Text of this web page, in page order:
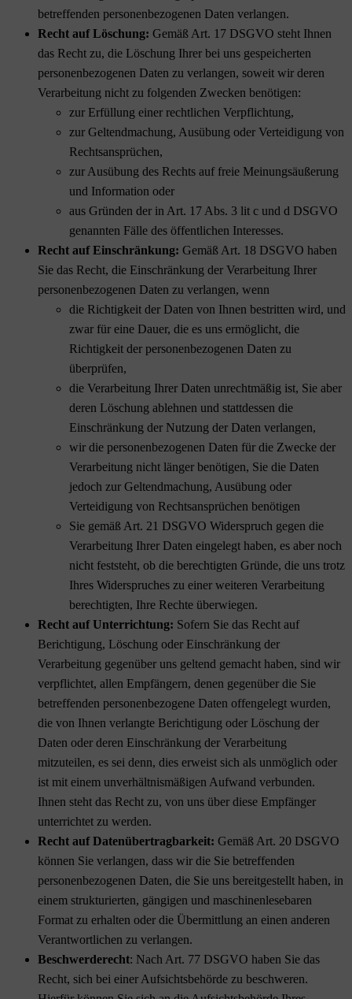
betreffenden personenbezogenen Daten verlangen.
Recht auf Löschung: Gemäß Art. 17 DSGVO steht Ihnen
das Recht zu, die Löschung Ihrer bei uns gespeicherten
personenbezogenen Daten zu verlangen, soweit wir deren
Verarbeitung nicht zu folgenden Zwecken benötigen:
zur Erfüllung einer rechtlichen Verpflichtung,
zur Geltendmachung, Ausübung oder Verteidigung von
Rechtsansprüchen,
zur Ausübung des Rechts auf freie Meinungsäußerung
und Information oder
aus Gründen der in Art. 17 Abs. 3 lit c und d DSGVO
genannten Fälle des öffentlichen Interesses.
Recht auf Einschränkung: Gemäß Art. 18 DSGVO haben
Sie das Recht, die Einschränkung der Verarbeitung Ihrer
personenbezogenen Daten zu verlangen, wenn
die Richtigkeit der Daten von Ihnen bestritten wird, und
zwar für eine Dauer, die es uns ermöglicht, die
Richtigkeit der personenbezogenen Daten zu
überprüfen,
die Verarbeitung Ihrer Daten unrechtmäßig ist, Sie aber
deren Löschung ablehnen und stattdessen die
Einschränkung der Nutzung der Daten verlangen,
wir die personenbezogenen Daten für die Zwecke der
Verarbeitung nicht länger benötigen, Sie die Daten
jedoch zur Geltendmachung, Ausübung oder
Verteidigung von Rechtsansprüchen benötigen
Sie gemäß Art. 21 DSGVO Widerspruch gegen die
Verarbeitung Ihrer Daten eingelegt haben, es aber noch
nicht feststeht, ob die berechtigten Gründe, die uns trotz
Ihres Widerspruches zu einer weiteren Verarbeitung
berechtigten, Ihre Rechte überwiegen.
Recht auf Unterrichtung: Sofern Sie das Recht auf
Berichtigung, Löschung oder Einschränkung der
Verarbeitung gegenüber uns geltend gemacht haben, sind wir
verpflichtet, allen Empfängern, denen gegenüber die Sie
betreffenden personenbezogene Daten offengelegt wurden,
die von Ihnen verlangte Berichtigung oder Löschung der
Daten oder deren Einschränkung der Verarbeitung
mitzuteilen, es sei denn, dies erweist sich als unmöglich oder
ist mit einem unverhältnismäßigen Aufwand verbunden.
Ihnen steht das Recht zu, von uns über diese Empfänger
unterrichtet zu werden.
Recht auf Datenübertragbarkeit: Gemäß Art. 20 DSGVO
können Sie verlangen, dass wir die Sie betreffenden
personenbezogenen Daten, die Sie uns bereitgestellt haben, in
einem strukturierten, gängigen und maschinenlesebaren
Format zu erhalten oder die Übermittlung an einen anderen
Verantwortlichen zu verlangen.
Beschwerderecht: Nach Art. 77 DSGVO haben Sie das
Recht, sich bei einer Aufsichtsbehörde zu beschweren.